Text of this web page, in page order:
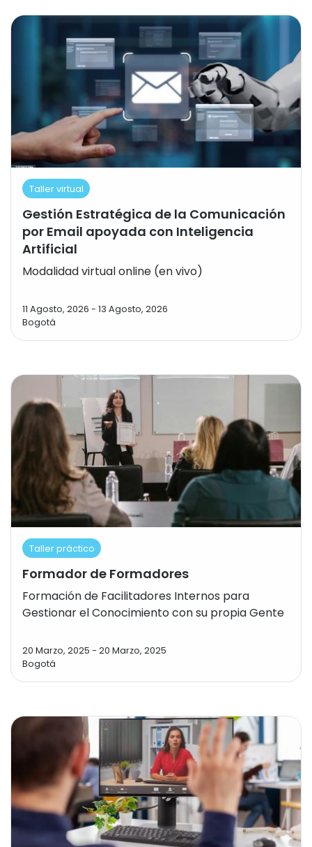
Taller virtual
Gestión Estratégica de la Comunicación
por Email apoyada con Inteligencia
Artificial
Modalidad virtual online (en vivo)
11 Agosto, 2026 - 13 Agosto, 2026
Bogotá
Taller práctico
Formador de Formadores
Formación de Facilitadores Internos para
Gestionar el Conocimiento con su propia Gente
20 Marzo, 2025 - 20 Marzo, 2025
Bogotá